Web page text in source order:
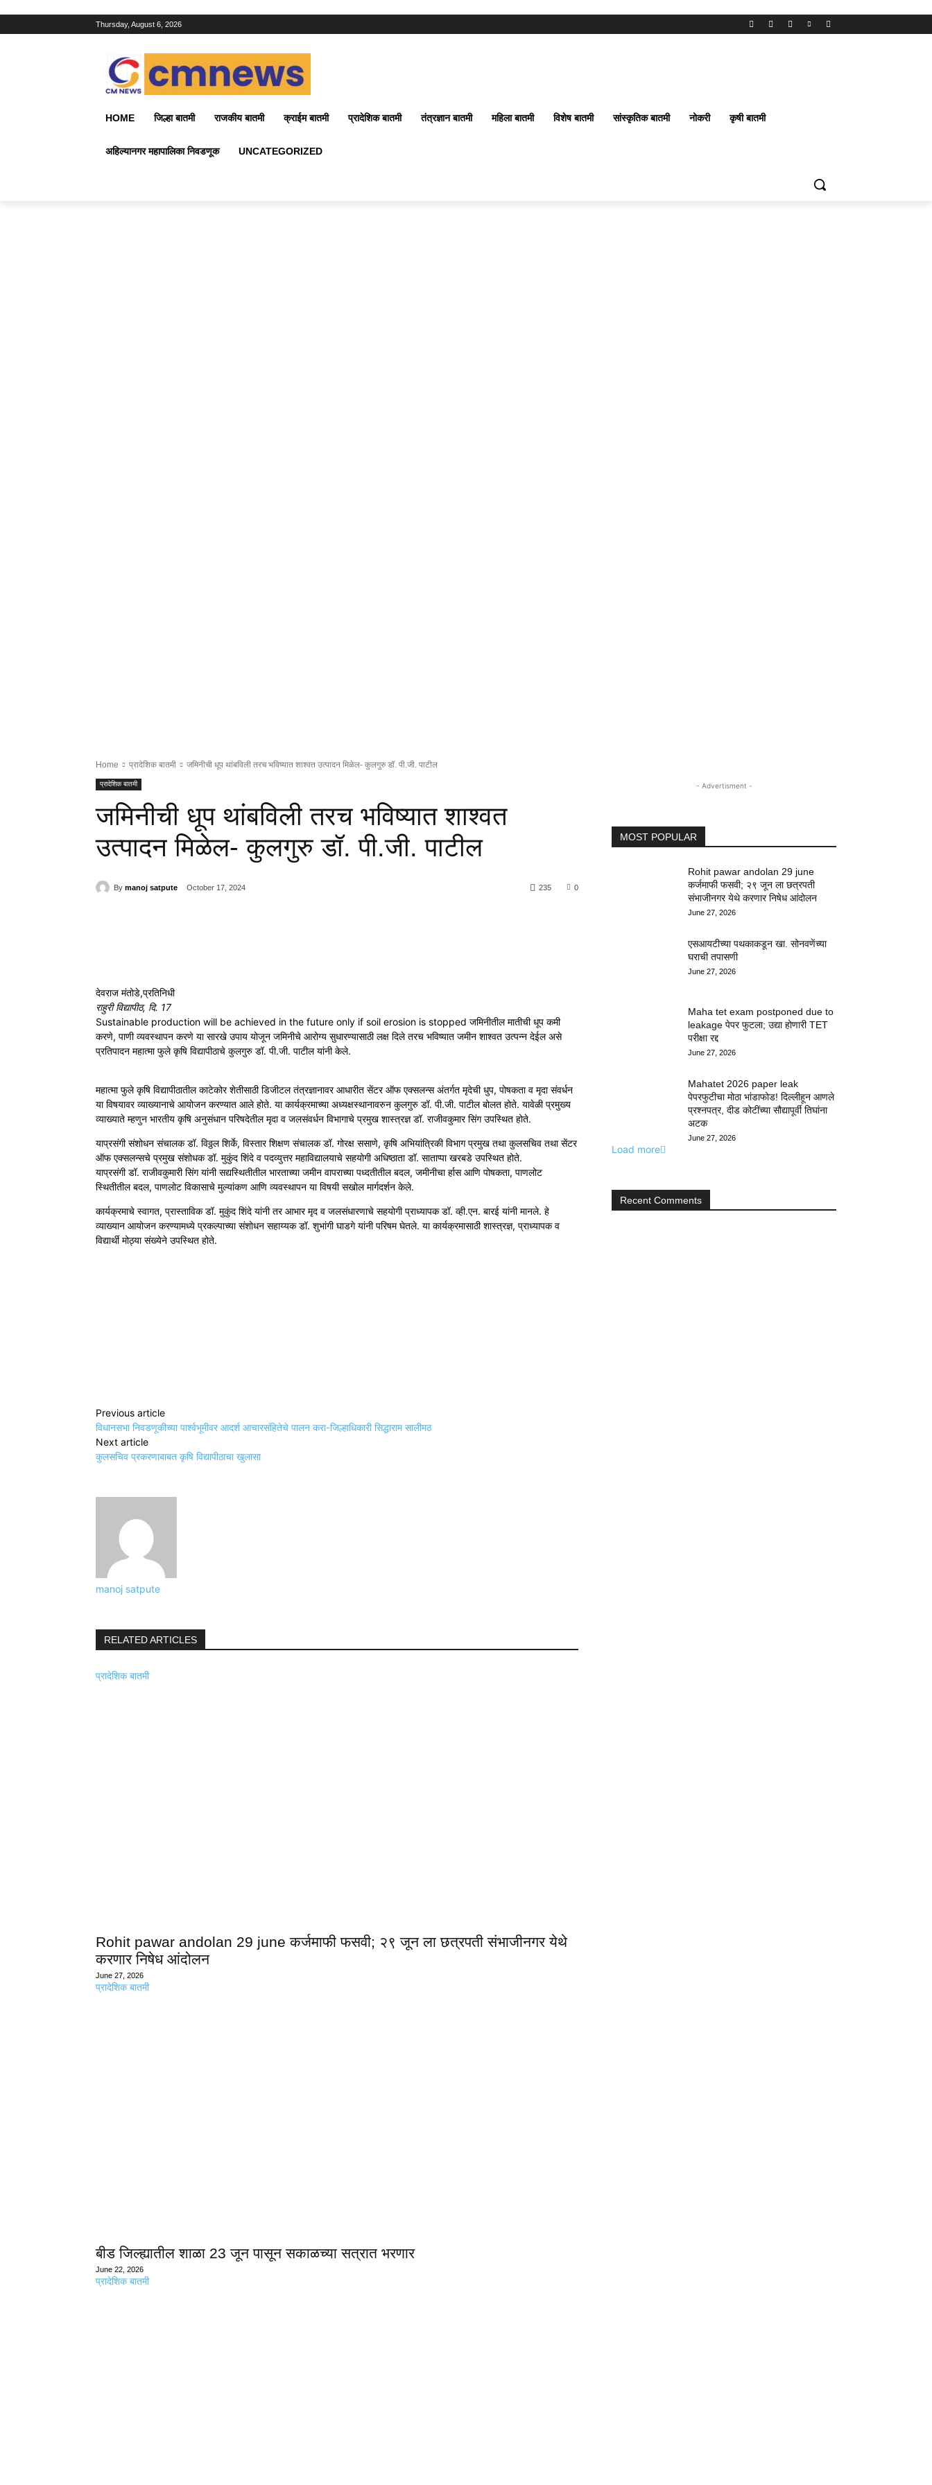
Thursday, August 6, 2026
HOME जिल्हा बातमी राजकीय बातमी क्राईम बातमी प्रादेशिक बातमी तंत्रज्ञान बातमी महिला बातमी विशेष बातमी सांस्कृतिक बातमी नोकरी कृषी बातमी
अहिल्यानगर महापालिका निवडणूक UNCATEGORIZED
Home प्रादेशिक बातमी जमिनीची धूप थांबविली तरच भविष्यात शाश्वत उत्पादन मिळेल- कुलगुरु डॉ. पी.जी. पाटील
प्रादेशिक बातमी
जमिनीची धूप थांबविली तरच भविष्यात शाश्वत
उत्पादन मिळेल- कुलगुरु डॉ. पी.जी. पाटील
By manoj satpute October 17, 2024 0
235
देवराज मंतोडे,प्रतिनिधी
राहुरी विद्यापीठ, दि. 17
Sustainable production will be achieved in the future only if soil erosion is stopped जमिनीतील मातीची धूप कमी
करणे, पाणी व्यवस्थापन करणे या सारखे उपाय योजून जमिनीचे आरोग्य सुधारण्यासाठी लक्ष दिले तरच भविष्यात जमीन शाश्वत उत्पन्न देईल असे
प्रतिपादन महात्मा फुले कृषि विद्यापीठाचे कुलगुरु डॉ. पी.जी. पाटील यांनी केले.
महात्मा फुले कृषि विद्यापीठातील काटेकोर शेतीसाठी डिजीटल तंत्रज्ञानावर आधारीत सेंटर ऑफ एक्सलन्स अंतर्गत मृदेची धुप, पोषकता व मृदा संवर्धन
या विषयावर व्याख्यानाचे आयोजन करण्यात आले होते. या कार्यक्रमाच्या अध्यक्षस्थानावरुन कुलगुरु डॉ. पी.जी. पाटील बोलत होते. यावेळी प्रमुख्य
व्याख्याते म्हणुन भारतीय कृषि अनुसंधान परिषदेतील मृदा व जलसंवर्धन विभागाचे प्रमुख शास्त्रज्ञ डॉ. राजीवकुमार सिंग उपस्थित होते.
याप्रसंगी संशोधन संचालक डॉ. विठ्ठल शिर्के, विस्तार शिक्षण संचालक डॉ. गोरक्ष ससाणे, कृषि अभियांत्रिकी विभाग प्रमुख तथा कुलसचिव तथा सेंटर
ऑफ एक्सलन्सचे प्रमुख संशोधक डॉ. मुकुंद शिंदे व पदव्युत्तर महाविद्यालयाचे सहयोगी अधिष्ठाता डॉ. साताप्पा खरबडे उपस्थित होते.
याप्रसंगी डॉ. राजीवकुमारी सिंग यांनी सद्यस्थितीतील भारताच्या जमीन वापराच्या पध्दतीतील बदल, जमीनीचा र्हास आणि पोषकता, पाणलोट
स्थितीतील बदल, पाणलोट विकासाचे मुल्यांकण आणि व्यवस्थापन या विषयी सखोल मार्गदर्शन केले.
कार्यक्रमाचे स्वागत, प्रास्ताविक डॉ. मुकुंद शिंदे यांनी तर आभार मृद व जलसंधारणाचे सहयोगी प्राध्यापक डॉ. व्ही.एन. बारई यांनी मानले. हे
व्याख्यान आयोजन करण्यामध्ये प्रकल्पाच्या संशोधन सहाय्यक डॉ. शुभांगी घाडगे यांनी परिषम घेतले. या कार्यक्रमासाठी शास्त्रज्ञ, प्राध्यापक व
विद्यार्थी मोठ्या संख्येने उपस्थित होते.
Previous article
विधानसभा निवडणूकीच्या पार्श्वभूमीवर आदर्श आचारसंहितेचे पालन करा-जिल्हाधिकारी सिद्धाराम सालीमठ
Next article
कुलसचिव प्रकरणाबाबत कृषि विद्यापीठाचा खुलासा
manoj satpute
RELATED ARTICLES
प्रादेशिक बातमी
Rohit pawar andolan 29 june कर्जमाफी फसवी; २९ जून ला छत्रपती संभाजीनगर येथे
करणार निषेध आंदोलन
June 27, 2026
प्रादेशिक बातमी
बीड जिल्ह्यातील शाळा 23 जून पासून सकाळच्या सत्रात भरणार
June 22, 2026
प्रादेशिक बातमी
- Advertisment -
MOST POPULAR
Rohit pawar andolan 29 june
कर्जमाफी फसवी; २९ जून ला छत्रपती
संभाजीनगर येथे करणार निषेध आंदोलन
June 27, 2026
एसआयटीच्या पथकाकडून खा. सोनवणेंच्या
घराची तपासणी
June 27, 2026
Maha tet exam postponed due to
leakage पेपर फुटला; उद्या होणारी TET
परीक्षा रद्द
June 27, 2026
Mahatet 2026 paper leak
पेपरफुटीचा मोठा भांडाफोड! दिल्लीहून आणले
प्रश्नपत्र, दीड कोटींच्या सौद्यापूर्वी तिघांना
अटक
June 27, 2026
Load more
Recent Comments